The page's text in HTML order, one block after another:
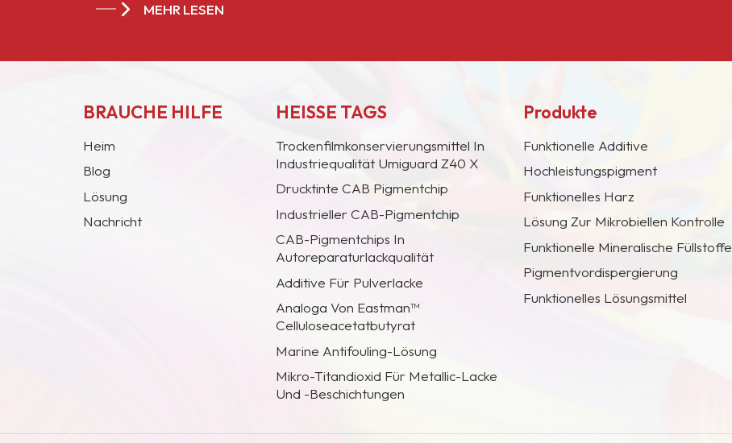
MEHR LESEN
BRAUCHE HILFE
Heim
Blog
Lösung
Nachricht
HEISSE TAGS
Trockenfilmkonservierungsmittel In
Industriequalität Umiguard Z40 X
Drucktinte CAB Pigmentchip
Industrieller CAB-Pigmentchip
CAB-Pigmentchips In
Autoreparaturlackqualität
Additive Für Pulverlacke
Analoga Von Eastman™
Celluloseacetatbutyrat
Marine Antifouling-Lösung
Mikro-Titandioxid Für Metallic-Lacke
Und -Beschichtungen
Produkte
Funktionelle Additive
Hochleistungspigment
Funktionelles Harz
Lösung Zur Mikrobiellen Kontrolle
Funktionelle Mineralische Füllstoffe
Pigmentvordispergierung
Funktionelles Lösungsmittel